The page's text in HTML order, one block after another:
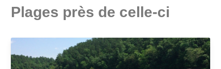
Plages près de celle-ci